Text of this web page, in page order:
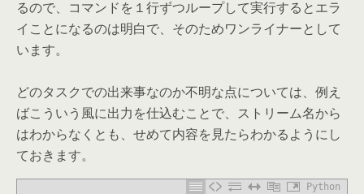
るので、コマンドを１行ずつループして実行するとエラ
イことになるのは明白で、そのためワンライナーとして
います。
どのタスクでの出来事なのか不明な点については、例え
ばこういう風に出力を仕込むことで、ストリーム名から
はわからなくとも、せめて内容を見たらわかるようにし
ておきます。
Python